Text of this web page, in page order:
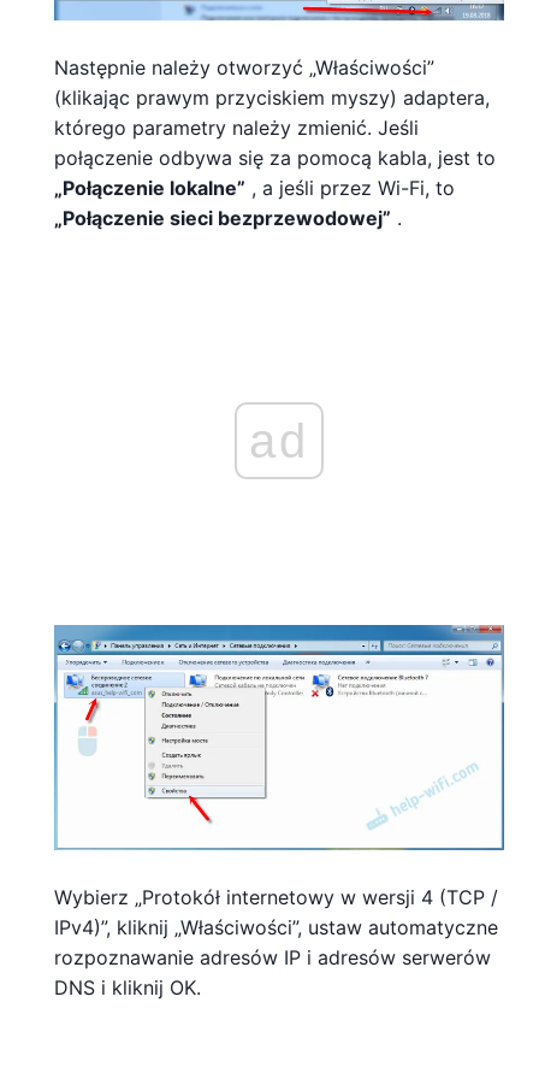
Następnie należy otworzyć „Właściwości”
(klikając prawym przyciskiem myszy) adaptera,
którego parametry należy zmienić. Jeśli
połączenie odbywa się za pomocą kabla, jest to
„Połączenie lokalne” , a jeśli przez Wi-Fi, to
„Połączenie sieci bezprzewodowej” .
ad
Wybierz „Protokół internetowy w wersji 4 (TCP /
IPv4)”, kliknij „Właściwości”, ustaw automatyczne
rozpoznawanie adresów IP i adresów serwerów
DNS i kliknij OK.